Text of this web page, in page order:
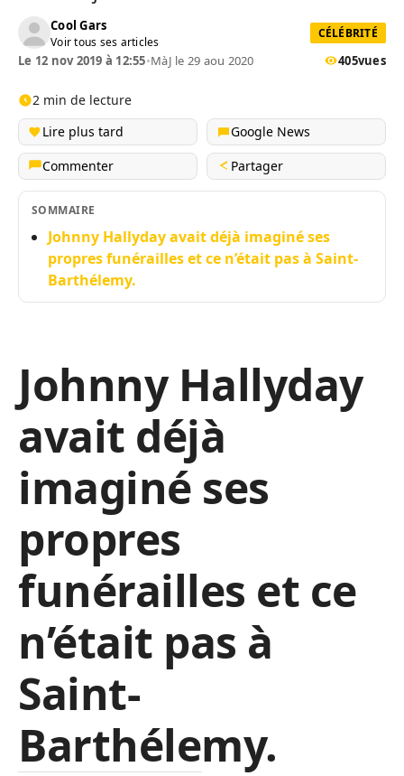
Cool Gars
Voir tous ses articles
CÉLÉBRITÉ
Le 12 nov 2019 à 12:55•MàJ le 29 aou 2020 405vues
2 min de lecture
Lire plus tard
Google News
Commenter
Partager
SOMMAIRE
Johnny Hallyday avait déjà imaginé ses
propres funérailles et ce n’était pas à Saint-
Barthélemy.
Johnny Hallyday
avait déjà
imaginé ses
propres
funérailles et ce
n’était pas à
Saint-
Barthélemy.